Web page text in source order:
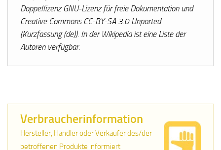
Doppellizenz GNU-Lizenz für freie Dokumentation und
Creative Commons CC-BY-SA 3.0 Unported
(Kurzfassung (de)). In der Wikipedia ist eine Liste der
Autoren verfügbar.
Verbraucherinformation
Hersteller, Händler oder Verkäufer des/der
betroffenen Produkte informiert